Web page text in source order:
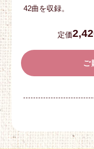
42曲を収録。
定価
ご